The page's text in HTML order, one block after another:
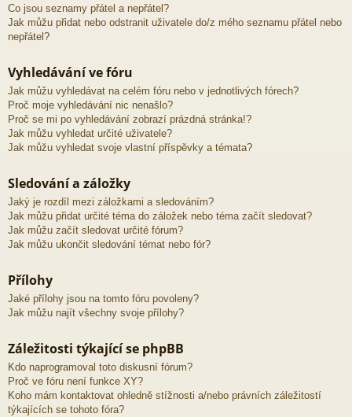
Co jsou seznamy přátel a nepřátel?
Jak můžu přidat nebo odstranit uživatele do/z mého seznamu přátel nebo
nepřátel?
Vyhledávání ve fóru
Jak můžu vyhledávat na celém fóru nebo v jednotlivých fórech?
Proč moje vyhledávání nic nenašlo?
Proč se mi po vyhledávání zobrazí prázdná stránka!?
Jak můžu vyhledat určité uživatele?
Jak můžu vyhledat svoje vlastní příspěvky a témata?
Sledování a záložky
Jaký je rozdíl mezi záložkami a sledováním?
Jak můžu přidat určité téma do záložek nebo téma začít sledovat?
Jak můžu začít sledovat určité fórum?
Jak můžu ukončit sledování témat nebo fór?
Přílohy
Jaké přílohy jsou na tomto fóru povoleny?
Jak můžu najít všechny svoje přílohy?
Záležitosti týkající se phpBB
Kdo naprogramoval toto diskusní fórum?
Proč ve fóru není funkce XY?
Koho mám kontaktovat ohledně stížnosti a/nebo právních záležitostí
týkajících se tohoto fóra?